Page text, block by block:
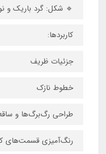
🔹 شکل: گرد باریک و
کاربردها:
جزئیات ظریف
خطوط نازک
طراحی رگ‌برگ‌ها و
رنگ‌آمیزی قسمت‌های